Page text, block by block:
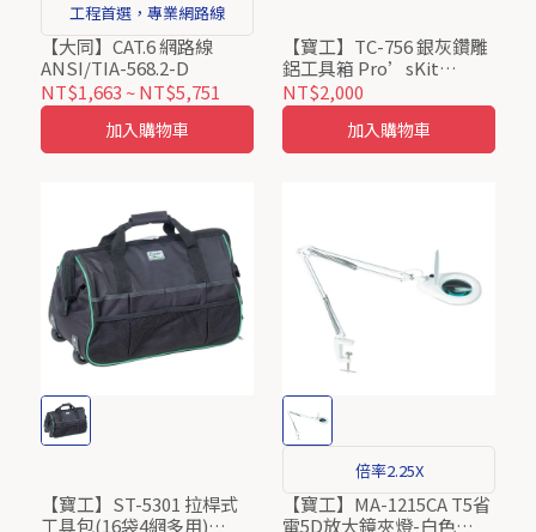
工程首選，專業網路線
【大同】CAT.6 網路線
ANSI/TIA-568.2-D
NT$1,663 ~NT$5,751
加入購物車
【寶工】TC-756 銀灰鑽雕
鋁工具箱 Pro’sKit
ProsKit
NT$2,000
加入購物車
【寶工】ST-5301 拉桿式
工具包(16袋4網多用)
倍率2.25X
【寶工】MA-1215CA T5省
電5D放大鏡夾燈-白色